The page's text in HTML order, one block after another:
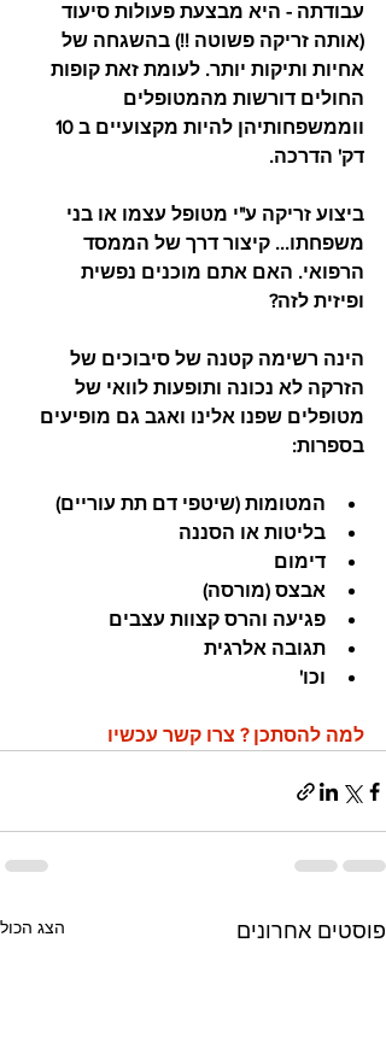
עבודתה - היא מבצעת פעולות סיעוד
(אותה זריקה פשוטה !!) בהשגחה של
אחיות ותיקות יותר. לעומת זאת קופות
החולים דורשות מהמטופלים
דק' הדרכה.
ביצוע זריקה ע"י מטופל עצמו או בני
משפחתו... קיצור דרך של הממסד
הרפואי. האם אתם מוכנים נפשית
ופיזית לזה?
הינה רשימה קטנה של סיבוכים של
הזרקה לא נכונה ותופעות לוואי של
מטופלים שפנו אלינו ואגב גם מופיעים
בספרות:
המטומות (שיטפי דם תת עוריים)
בליטות או הסננה
דימום
אבצס (מורסה)
פגיעה והרס קצוות עצבים
תגובה אלרגית
וכו' ​
למה להסתכן ? צרו קשר עכשיו
פוסטים אחרונים הצג הכול